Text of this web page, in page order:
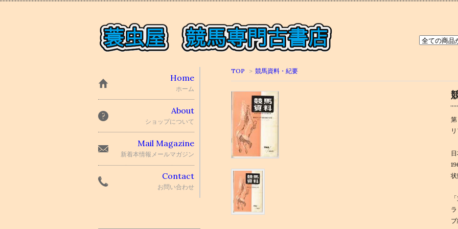
TOP > 競馬資料・紀要
Home
ホーム
About
ショップについて
Mail Magazine
新着本情報メールマガジン
Contact
お問い合わせ